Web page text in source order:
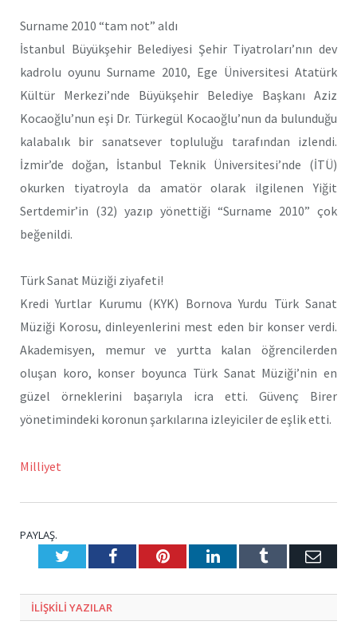
Surname 2010 “tam not” aldı
İstanbul Büyükşehir Belediyesi Şehir Tiyatroları’nın dev
kadrolu oyunu Surname 2010, Ege Üniversitesi Atatürk
Kültür Merkezi’nde Büyükşehir Belediye Başkanı Aziz
Kocaoğlu’nun eşi Dr. Türkegül Kocaoğlu’nun da bulunduğu
kalabalık bir sanatsever topluluğu tarafından izlendi.
İzmir’de doğan, İstanbul Teknik Üniversitesi’nde (İTÜ)
okurken tiyatroyla da amatör olarak ilgilenen Yiğit
Sertdemir’in (32) yazıp yönettiği “Surname 2010” çok
beğenildi.
Türk Sanat Müziği ziyafeti!
Kredi Yurtlar Kurumu (KYK) Bornova Yurdu Türk Sanat
Müziği Korosu, dinleyenlerini mest eden bir konser verdi.
Akademisyen, memur ve yurtta kalan öğrencilerden
oluşan koro, konser boyunca Türk Sanat Müziği’nin en
güzel örneklerini başarıyla icra etti. Güvenç Birer
yönetimindeki koronun şarkılarına izleyiciler de eşlik etti.
Milliyet
PAYLAŞ.
TwitterFacebookPinterestLinkedInTumblr E-
ILIŞKILI YAZILAR